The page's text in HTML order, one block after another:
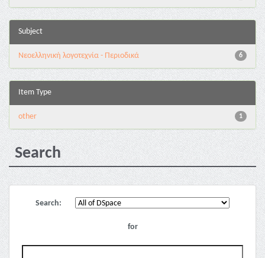
Subject
6
Νεοελληνική λογοτεχνία - Περιοδικά
Item Type
1
other
Search
Search:
for